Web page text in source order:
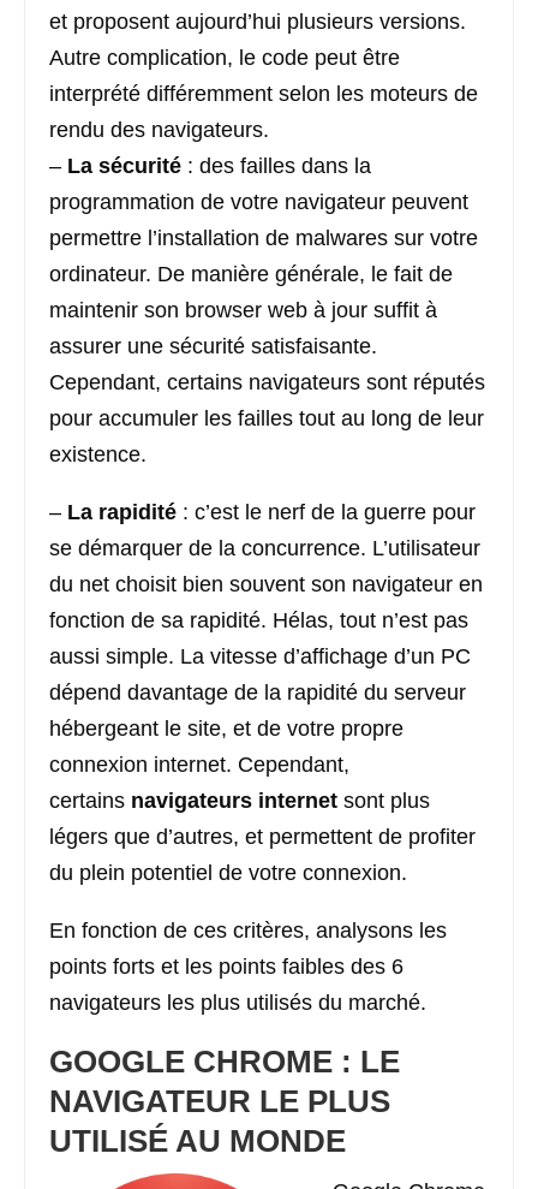
et proposent aujourd’hui plusieurs versions.
Autre complication, le code peut être
interprété différemment selon les moteurs de
rendu des navigateurs.
– La sécurité : des failles dans la
programmation de votre navigateur peuvent
permettre l’installation de malwares sur votre
ordinateur. De manière générale, le fait de
maintenir son browser web à jour suffit à
assurer une sécurité satisfaisante.
Cependant, certains navigateurs sont réputés
pour accumuler les failles tout au long de leur
existence.
– La rapidité : c’est le nerf de la guerre pour
se démarquer de la concurrence. L’utilisateur
du net choisit bien souvent son navigateur en
fonction de sa rapidité. Hélas, tout n’est pas
aussi simple. La vitesse d’affichage d’un PC
dépend davantage de la rapidité du serveur
hébergeant le site, et de votre propre
connexion internet. Cependant,
certains navigateurs internet sont plus
légers que d’autres, et permettent de profiter
du plein potentiel de votre connexion.
En fonction de ces critères, analysons les
points forts et les points faibles des 6
navigateurs les plus utilisés du marché.
GOOGLE CHROME : LE
NAVIGATEUR LE PLUS
UTILISÉ AU MONDE